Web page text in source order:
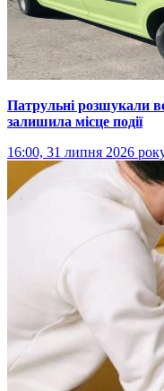
Патрульні розшукали
залишила місце події
16:00, 31 липня 2026